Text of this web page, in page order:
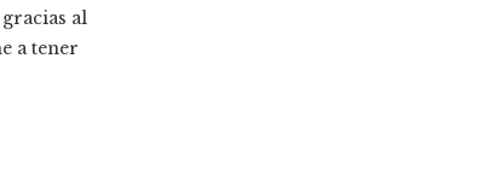
al
a tener